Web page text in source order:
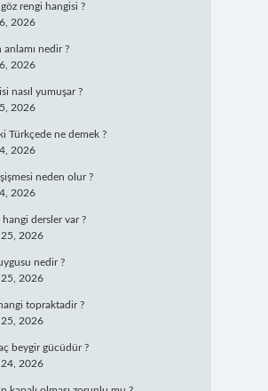
rengi hangisi ?
2026
anlamı nedir ?
2026
nasıl yumuşar ?
2026
Türkçede ne demek ?
2026
neden olur ?
2026
hangi dersler var ?
25, 2026
nedir ?
25, 2026
topraktadir ?
25, 2026
beygir gücüdür ?
24, 2026